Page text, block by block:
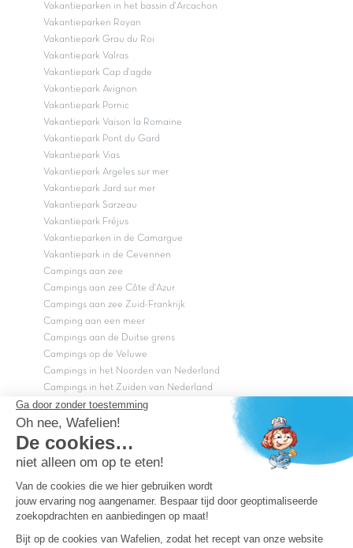
Vakantieparken in het bassin d'Arcachon
Vakantieparken Royan
Vakantiepark Grau du Roi
Vakantiepark Valras
Vakantiepark Cap d'agde
Vakantiepark Avignon
Vakantiepark Pornic
Vakantiepark Vaison la Romaine
Vakantiepark Pont du Gard
Vakantiepark Vias
Vakantiepark Argeles sur mer
Vakantiepark Jard sur mer
Vakantiepark Sarzeau
Vakantiepark Fréjus
Vakantieparken in de Camargue
Vakantiepark in de Cevennen
Campings aan zee
Campings aan zee Côte d'Azur
Campings aan zee Zuid-Frankrijk
Camping aan een meer
Campings aan de Duitse grens
Campings op de Veluwe
Campings in het Noorden van Nederland
Campings in het Zuiden van Nederland
Copyright Capfun 2026 ©
Bij Capfun solliciteren
Dutchbox Vakantiepark
Superdeals
Capfun in de media
Carabouille.nl
Wettelijke bepalingen